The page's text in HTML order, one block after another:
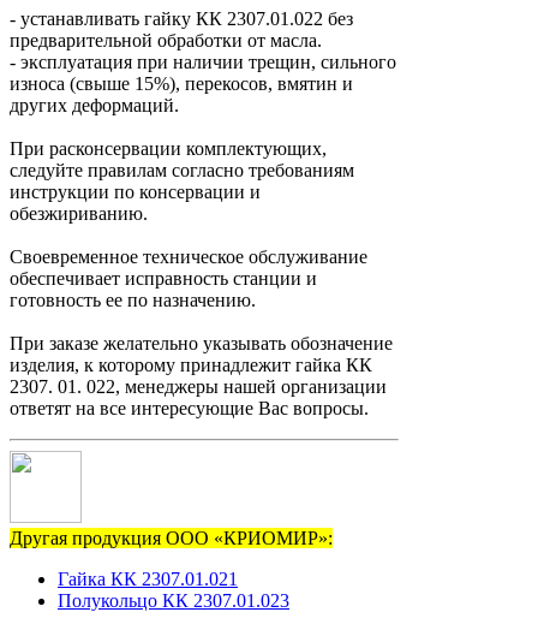
- устанавливать гайку КК 2307.01.022 без
предварительной обработки от масла.
- эксплуатация при наличии трещин, сильного
износа (свыше 15%), перекосов, вмятин и
других деформаций.
При расконсервации комплектующих,
следуйте правилам согласно требованиям
инструкции по консервации и
обезжириванию.
Своевременное техническое обслуживание
обеспечивает исправность станции и
готовность ее по назначению.
При заказе желательно указывать обозначение
изделия, к которому принадлежит гайка КК
2307. 01. 022, менеджеры нашей организации
ответят на все интересующие Вас вопросы.
Другая продукция ООО «КРИОМИР»:
Гайка КК 2307.01.021
Полукольцо КК 2307.01.023